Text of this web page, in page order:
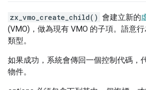
zx_vmo_create_child() 會建立新的
(VMO)，做為現有 VMO 的子項。語意
類型。
如果成功，系統會傳回一個控制代碼，
物件。